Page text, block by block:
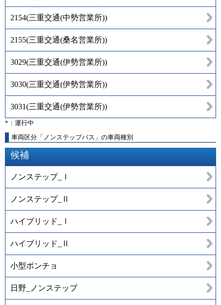
2154(三重交通(中勢営業所))
2155(三重交通(桑名営業所))
3029(三重交通(伊勢営業所))
3030(三重交通(伊勢営業所))
3031(三重交通(伊勢営業所))
*：運行中
車両区分「ノンステップバス」の車両種別
候補
ノンステップ_Ⅰ
ノンステップ_Ⅱ
ハイブリッド_Ⅰ
ハイブリッド_Ⅱ
小型ポンチョ
日野_ノンステップ